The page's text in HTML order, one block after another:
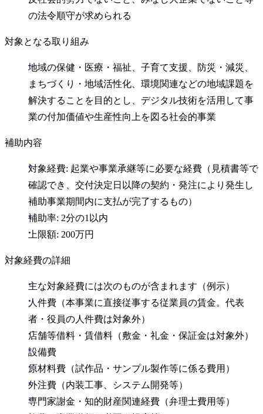
の法令順守が求められる
対象となる取り組み
地域の保健・医療・福祉、子育て支援、防災・減災、
まちづくり・地域活性化、環境関連などの地域課題を
解決することを目的とし、デジタル技術を活用して事
業の付加価値や生産性向上を図る社会的事業
補助内容
対象経費: 起業や事業承継等に必要な経費（見積書等で
確認でき、交付決定日以降の契約・発注により発生し
補助事業期間内に支払が完了するもの）
補助率: 2分の1以内
上限額: 200万円
対象経費の詳細
主な対象経費には次のものが含まれます（例示）
人件費（本事業に直接従事する従業員の賃金。代表
者・役員の人件費は対象外）
店舗等借料・賃借料（敷金・礼金・保証金は対象外）
設備費
原材料費（試作品・サンプル製作等に係る費用）
外注費（内装工事、システム開発等）
専門家謝金・知的財産関連経費（弁理士費用等）